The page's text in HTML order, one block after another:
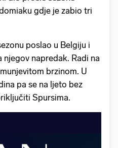
gdje je zabio tri
poslao u Belgiju i
napredak. Radi na
brzinom. U
pa se na ljeto bez
Spursima.